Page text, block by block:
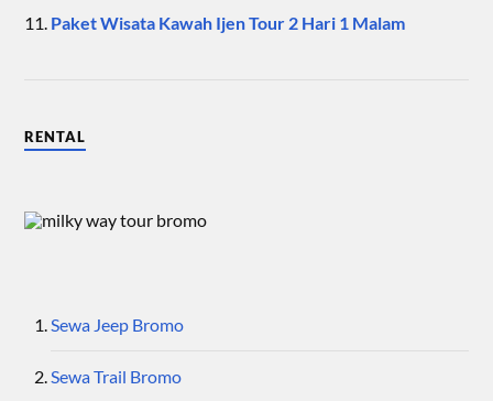
Paket Wisata Kawah Ijen Tour 2 Hari 1 Malam
RENTAL
Sewa Jeep Bromo
Sewa Trail Bromo